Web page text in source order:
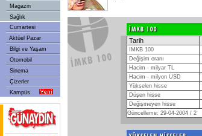
Magazin
Sağlık
Cumartesi
Aktüel Pazar
Bilgi ve Yaşam
Otomobil
Sinema
Çizerler
Kampüs
Tarih
IMKB 100
Değişim oranı
Hacim - milyar TL
Hacim - milyon USD
Yükselen hisse
Düşen hisse
Değişmeyen hisse
Güncelleme: 29-04-2004 / 2